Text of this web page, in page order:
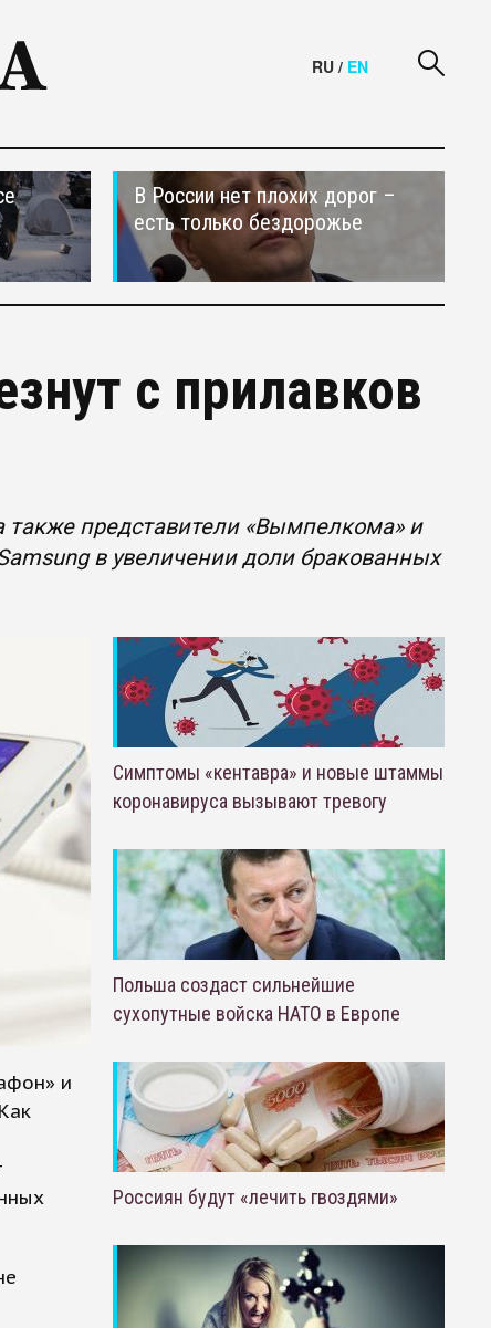
RU / EN
В России нет плохих дорог –
есть только бездорожье
с прилавков
также представители «Вымпелкома» и
в увеличении доли бракованных
и
Симптомы «кентавра» и новые штаммы
коронавируса вызывают тревогу
Польша создаст сильнейшие
сухопутные войска НАТО в Европе
Россиян будут «лечить гвоздями»